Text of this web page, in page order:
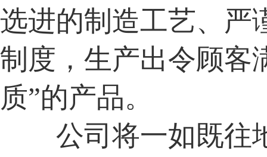
选进的制造工艺、严
制度，生产出令顾客
质”的产品。
公司将一如既往